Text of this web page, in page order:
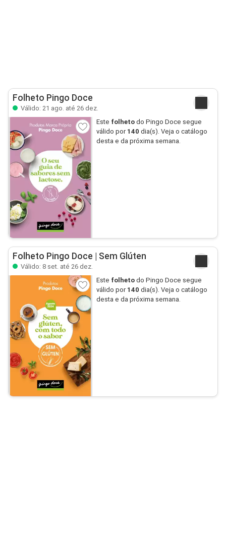
Folheto Pingo Doce
Válido: 21 ago. até 26 dez.
Este folhetodo Pingo Doce segue
válido por 140 dia(s). Veja o catálogo
desta e da próxima semana.
Folheto Pingo Doce | Sem Glúten
Válido: 8 set. até 26 dez.
Este folhetodo Pingo Doce segue
válido por 140 dia(s). Veja o catálogo
desta e da próxima semana.